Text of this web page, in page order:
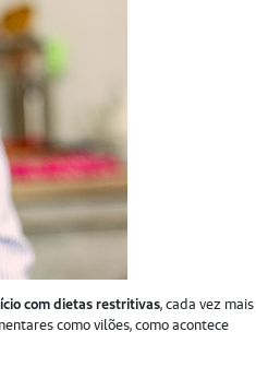
com dietas restritivas, cada vez mais
como vilões, como acontece